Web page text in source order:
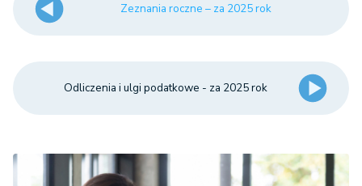
Zeznania roczne – za 2025 rok
Odliczenia i ulgi podatkowe - za 2025 rok